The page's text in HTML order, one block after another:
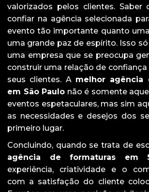
valorizados pelos clientes. Saber
confiar na agência selecionada
evento tão importante quanto
uma grande paz de espírito. Isso
uma empresa que se preocupa
construir uma relação de
seus clientes. A melhor agência
em São Paulo não é somente
eventos espetaculares, mas sim
as necessidades e desejos dos
primeiro lugar.
Concluindo, quando se trata de
agência de formaturas em
experiência, criatividade e o
com a satisfação do cliente